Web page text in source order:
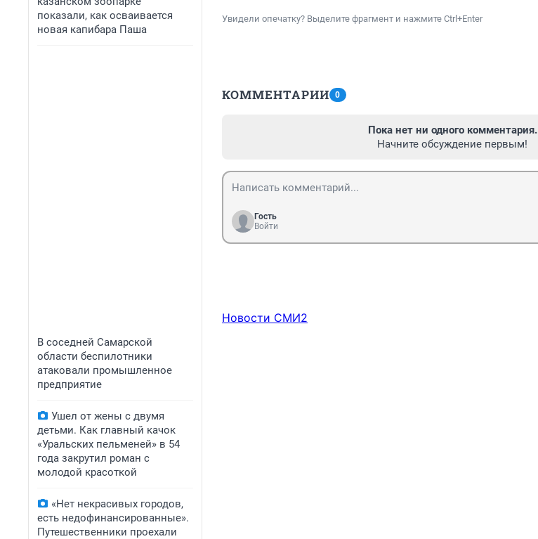
показали, как осваивается
новая капибара Паша
В соседней Самарской
области беспилотники
атаковали промышленное
предприятие
Ушел от жены с двумя
детьми. Как главный качок
«Уральских пельменей» в 54
года закрутил роман с
молодой красоткой
«Нет некрасивых городов,
есть недофинансированные».
Путешественники проехали
Увидели опечатку? Выделите фрагмент и нажмите Ctrl+Enter
КОММЕНТАРИИ 0
Пока нет ни одного комментария.
Начните обсуждение первым!
Гость
Войти
Новости СМИ2